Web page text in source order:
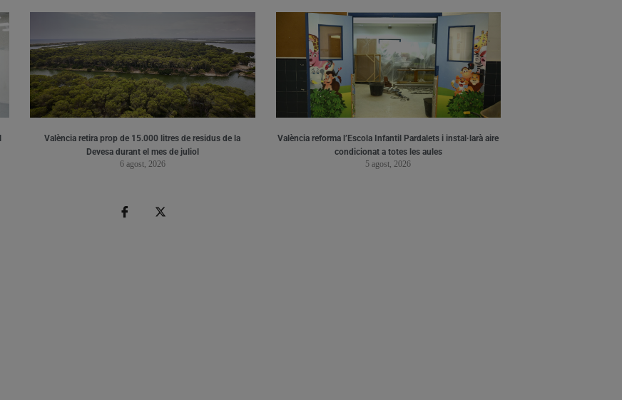
València retira prop de 15.000 litres de residus de la
Devesa durant el mes de juliol
6 agost, 2026
València reforma l’Escola Infantil Pardalets i instal·larà aire
condicionat a totes les aules
5 agost, 2026